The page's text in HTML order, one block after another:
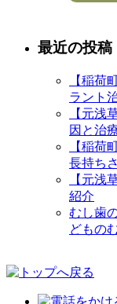
最近の投稿
【稲荷
ラント
【元浅
因と治
【稲荷
長持ち
【元浅
紹介
むし歯
どもの